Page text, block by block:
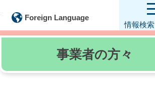
Foreign Language
情報検索
事業者の方々